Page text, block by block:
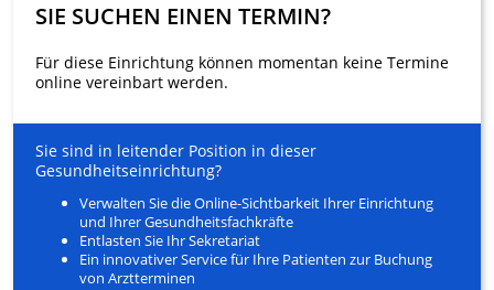
SIE SUCHEN EINEN TERMIN?
Für diese Einrichtung können momentan keine Termine
online vereinbart werden.
Sie sind in leitender Position in dieser
Gesundheitseinrichtung?
Verwalten Sie die Online-Sichtbarkeit Ihrer Einrichtung
und Ihrer Gesundheitsfachkräfte
Entlasten Sie Ihr Sekretariat
Ein innovativer Service für Ihre Patienten zur Buchung
von Arztterminen